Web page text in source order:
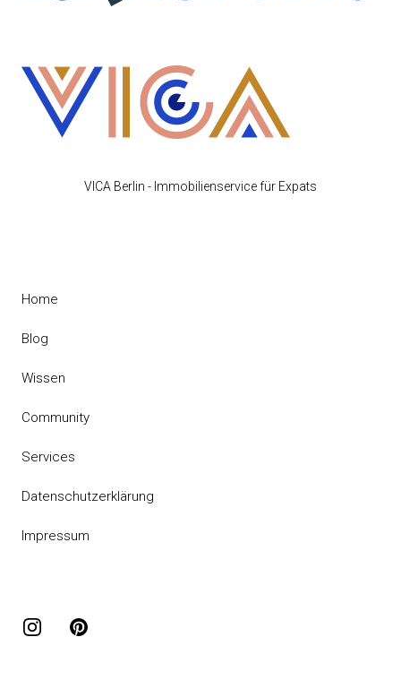
VICA Berlin - Immobilienservice für Expats
Home
Blog
Wissen
Community
Services
Datenschutzerklärung
Impressum
InstagramPinterest